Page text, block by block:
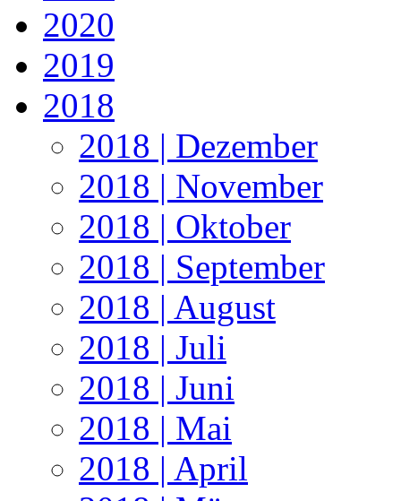
2020
2019
2018
2018 | Dezember
2018 | November
2018 | Oktober
2018 | September
2018 | August
2018 | Juli
2018 | Juni
2018 | Mai
2018 | April